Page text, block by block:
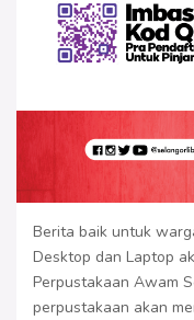
Berita baik untuk
Desktop dan Laptop
Perpustakaan Awam
perpustakaan akan